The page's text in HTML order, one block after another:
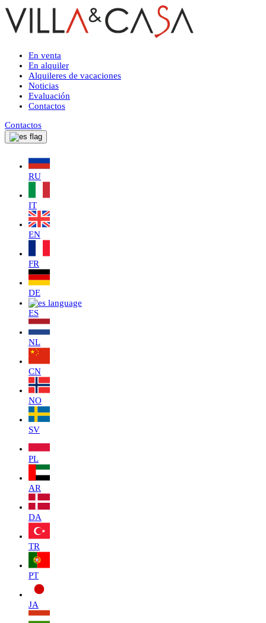
En venta
En alquiler
Alquileres de vacaciones
Noticias
Evaluación
Contactos
Contactos
RU
IT
EN
FR
DE
ES
NL
CN
NO
SV
PL
AR
DA
TR
PT
JA